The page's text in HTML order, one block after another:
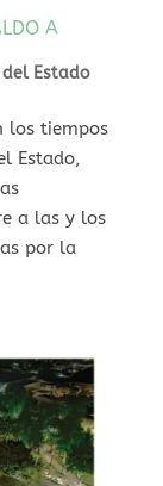
A
del Estado
los tiempos
Estado,
a las y los
por la